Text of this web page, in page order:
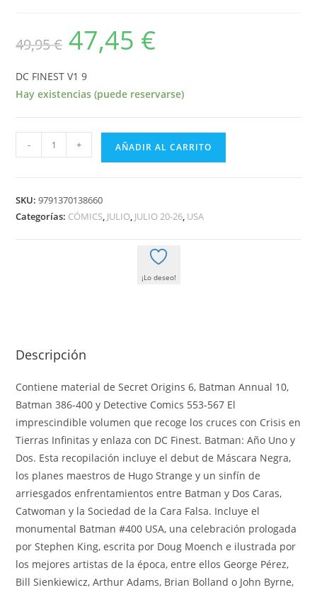
49,95€
El
precio
original
49,95 €.
47,45 €
DC FINEST V1 9
Hay existencias (puede reservarse)
FINEST.
ROJOS
- + AÑADIR AL CARRITO
SKU:9791370138660
Categorías: CÓMICS, JULIO, JULIO 20-26, USA
¡Lo deseo!
Descripción
Contiene material de Secret Origins 6, Batman Annual 10,
Batman 386-400 y Detective Comics 553-567 El
imprescindible volumen que recoge los cruces con Crisis en
Tierras Infinitas y enlaza con DC Finest. Batman: Año Uno y
Dos. Esta recopilación incluye el debut de Máscara Negra,
los planes maestros de Hugo Strange y un sinfín de
arriesgados enfrentamientos entre Batman y Dos Caras,
Catwoman y la Sociedad de la Cara Falsa. Incluye el
monumental Batman #400 USA, una celebración prologada
por Stephen King, escrita por Doug Moench e ilustrada por
los mejores artistas de la época, entre ellos George Pérez,
Bill Sienkiewicz, Arthur Adams, Brian Bolland o John Byrne,